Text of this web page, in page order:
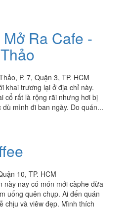
Ra Cafe -
P. 7, Quận 3, TP. HCM
khai trương lại ở địa chỉ này.
cổ rất là rộng rãi nhưng hơi bị
mình đi ban ngày. Do quán...
10, TP. HCM
này nay có món mới càphe dừa
uống quên chụp. Ai đến quán
chịu và viêw đẹp. Mình thích